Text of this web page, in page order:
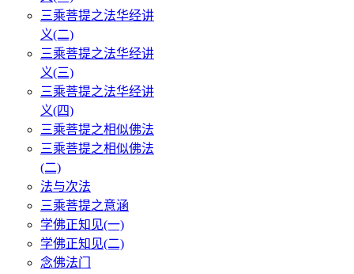
三乘菩提之法华经讲
义(二)
三乘菩提之法华经讲
义(三)
三乘菩提之法华经讲
义(四)
三乘菩提之相似佛法
三乘菩提之相似佛法
(二)
法与次法
三乘菩提之意涵
学佛正知见(一)
学佛正知见(二)
念佛法门